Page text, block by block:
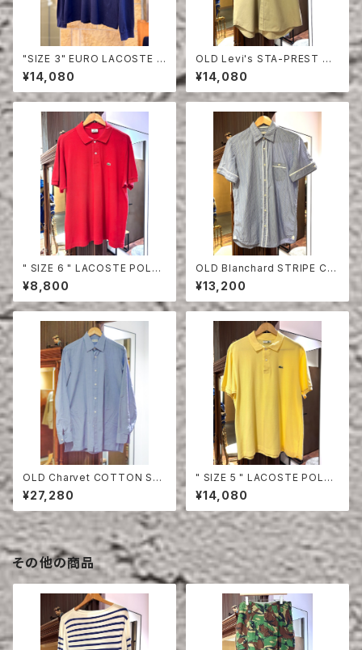
"SIZE 3" EURO LACOSTE P
OLO SHIRT LONG SLEEVE
¥14,080
OLD Levi's STA-PREST HA
LF SLEEVE SHIRT
¥14,080
" SIZE 6 " LACOSTE POLO
SHIRT RED
¥8,800
OLD Blanchard STRIPE CO
TTON HALF SLEEVE SHIRT
¥13,200
OLD Charvet COTTON SHI
RT
¥27,280
" SIZE 5 " LACOSTE POLO
SHIRT YELLOW
¥14,080
その他の商品